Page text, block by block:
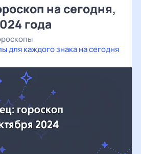
на сегодня,
года
для каждого знака на сегодня